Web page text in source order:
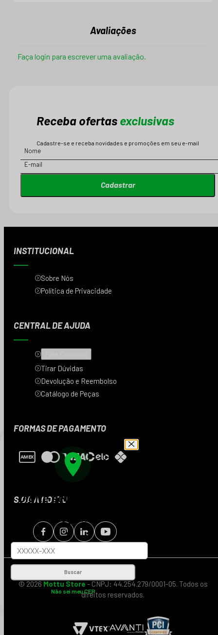
Avaliações
Faça login para escrever uma avaliação.
Receba ofertas exclusivas
Cadastre-se e receba novidades e promoções em seu e-mail
Cadastrar
INSTITUCIONAL
Sobre Nós
Política de Privacidade
CENTRAL DE AJUDA
Tirar Dúvidas
Devolução e Reembolso
Catálogo de Peças
FORMAS DE PAGAMENTO
SIGA A MOTTU
© 2026 Mottu Store - CNPJ: 44.254.279/0001-05. Todos os
direitos reservados.
Digite seu CEP e veja
os produtos da sua
Buscar
Não sei meu CEP